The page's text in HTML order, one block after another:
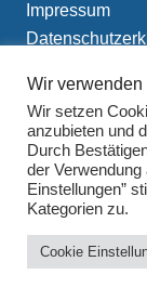
Impressum
Wir
Wir setzen
anzubieten und
Durch
der
Einstellungen”
Kategorien zu.
Cookie